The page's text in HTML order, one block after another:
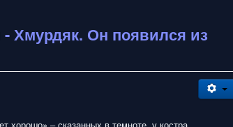
Хмурдяк. Он появился из
хорошо» – сказанных в темноте, у костра,